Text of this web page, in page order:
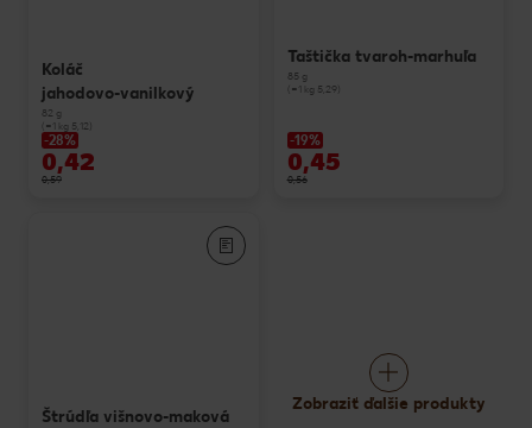
Koláč
jahodovo-vanilkový
82 g
(=1 kg 5,12)
-28%
0,42
0,59
Taštička tvaroh-marhuľa
85 g
(=1 kg 5,29)
-19%
0,45
0,56
Štrúdľa višnovo-maková
Zobraziť ďalšie produkty